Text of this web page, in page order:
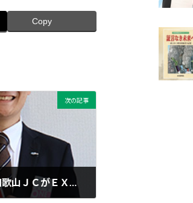
Copy
次の記事
防災の最先端を紹介 和歌山ＪＣがＥＸＰＯ